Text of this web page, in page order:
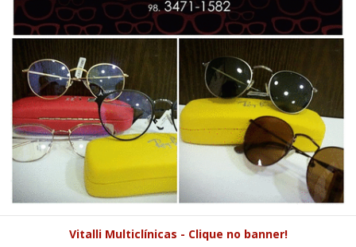
Vitalli Multiclínicas - Clique no banner!